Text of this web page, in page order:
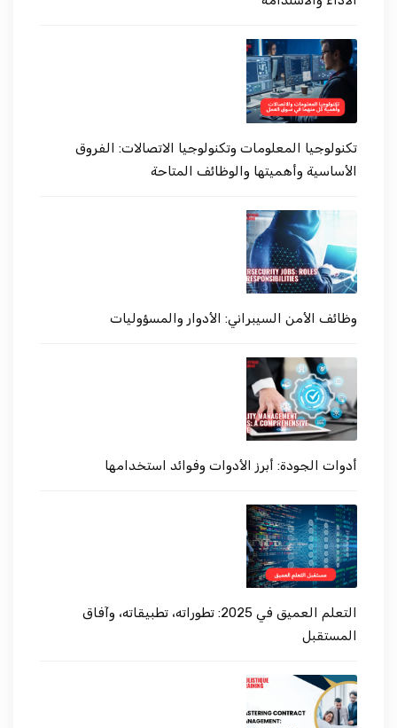
تكنولوجيا المعلومات وتكنولوجيا الاتصالات: الفروق
الأساسية وأهميتها والوظائف المتاحة
وظائف الأمن السيبراني: الأدوار والمسؤوليات
أدوات الجودة: أبرز الأدوات وفوائد استخدامها
التعلم العميق في 2025: تطوراته، تطبيقاته، وآفاق
المستقبل